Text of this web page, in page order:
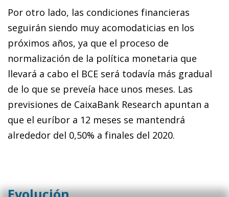
Por otro lado, las condiciones financieras
seguirán siendo muy acomodaticias en los
próximos años, ya que el proceso de
normalización de la política monetaria que
llevará a cabo el BCE será todavía más gradual
de lo que se preveía hace unos meses. Las
previsiones de CaixaBank Research apuntan a
que el euríbor a 12 meses se mantendrá
alrededor del 0,50% a finales del 2020.